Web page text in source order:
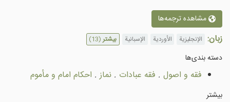
مشاهده ترجمه‌ها
زبان: الإنجليزية الأوردية الإسبانية بیشتر(13)
دسته بندى‌ها
فقه و اصول . فقه عبادات . نماز . احكام امام و مأموم
بیشتر